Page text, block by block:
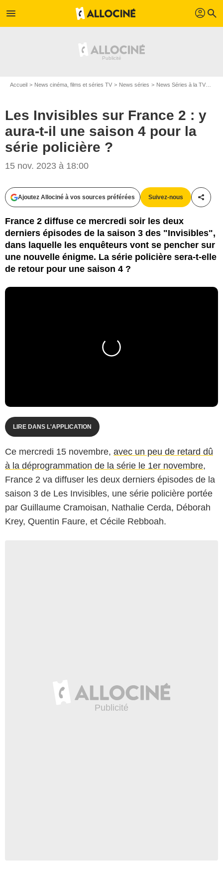
menu profil search
Accueil News cinéma, films et séries TV News séries News Séries à la TV
Les Invisibles sur France 2 : y
aura-t-il une saison 4 pour la
série policière ?
15 nov. 2023 à 18:00
Ajoutez Allociné à vos sources préférées Suivez-nous
France 2 diffuse ce mercredi soir les deux
derniers épisodes de la saison 3 des "Invisibles",
dans laquelle les enquêteurs vont se pencher sur
une nouvelle énigme. La série policière sera-t-elle
de retour pour une saison 4 ?
LIRE DANS L'APPLICATION
Ce mercredi 15 novembre, avec un peu de retard dû
à la déprogrammation de la série le 1er novembre,
France 2 va diffuser les deux derniers épisodes de la
saison 3 de Les Invisibles, une série policière portée
par Guillaume Cramoisan, Nathalie Cerda, Déborah
Krey, Quentin Faure, et Cécile Rebboah.